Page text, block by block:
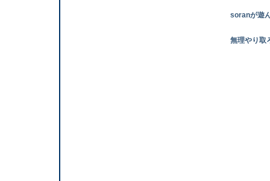
soranが遊んで
無理やり取ろ